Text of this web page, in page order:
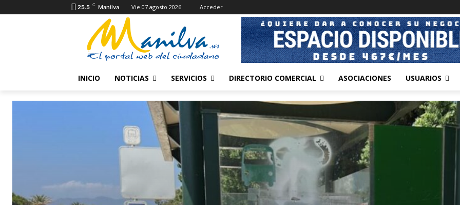
25.5 C Manilva Vie 07 agosto 2026 Acceder
INICIO NOTICIAS SERVICIOS DIRECTORIO COMERCIAL ASOCIACIONES USUARIOS